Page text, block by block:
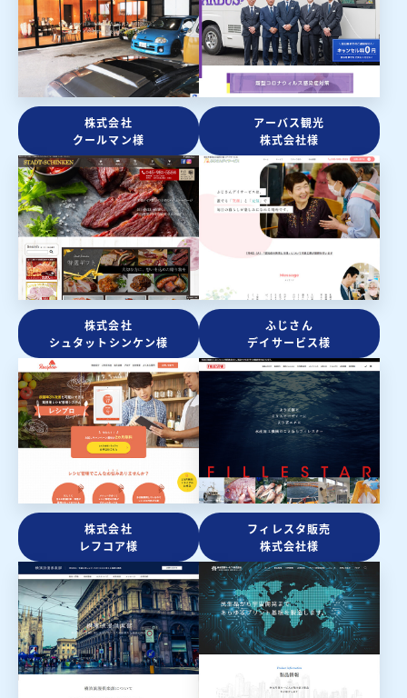
株式会社
クールマン様
アーバス観光
株式会社様
株式会社
シュタットシンケン様
ふじさん
デイサービス様
株式会社
レフコア様
フィレスタ販売
株式会社様